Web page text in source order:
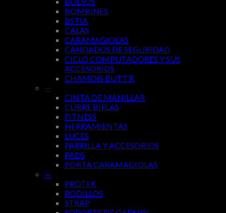
BOMBINES
BSTIA
CALAS
CARAMAGIOLAS
CANDADOS DE SEGURIDAD
CICLO COMPUTADORES Y SUS
ACCESORIOS
CHAMOIS BUTT’R
—
CINTA DE MANILLAR
CUBRE BIELAS
FITNESS
HERRAMIENTAS
LUCES
PARRILLA Y ACCESORIOS
PADS
PORTA CARAMAGIOLAS
—
PROTEK
RODILLOS
STRAP